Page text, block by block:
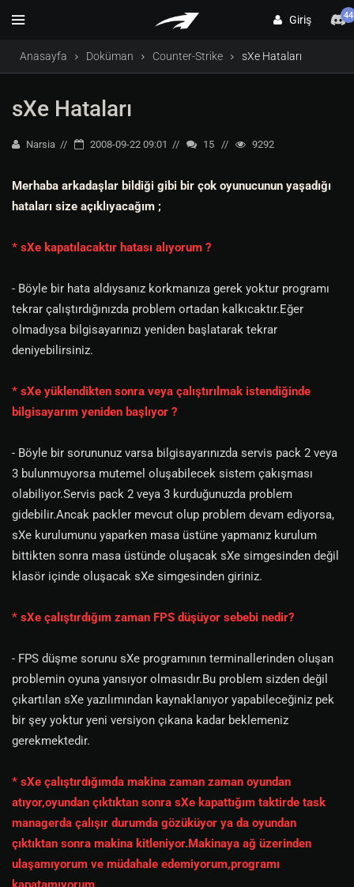
Giriş 44
Anasayfa Doküman Counter-Strike sXe Hataları
sXe Hataları
Narsia 2008-09-22 09:01 15 9292
Merhaba arkadaşlar bildiği gibi bir çok oyunucunun yaşadığı
hataları size açıklıyacağım ;
* sXe kapatılacaktır hatası alıyorum ?
- Böyle bir hata aldıysanız korkmanıza gerek yoktur programı
tekrar çalıştırdığınızda problem ortadan kalkıcaktır.Eğer
olmadıysa bilgisayarınızı yeniden başlatarak tekrar
deniyebilirsiniz.
* sXe yüklendikten sonra veya çalıştırılmak istendiğinde
bilgisayarım yeniden başlıyor ?
- Böyle bir sorununuz varsa bilgisayarınızda servis pack 2 veya
3 bulunmuyorsa mutemel oluşabilecek sistem çakışması
olabiliyor.Servis pack 2 veya 3 kurduğunuzda problem
gidebilir.Ancak packler mevcut olup problem devam ediyorsa,
sXe kurulumunu yaparken masa üstüne yapmanız kurulum
bittikten sonra masa üstünde oluşacak sXe simgesinden değil
klasör içinde oluşacak sXe simgesinden giriniz.
* sXe çalıştırdığım zaman FPS düşüyor sebebi nedir?
- FPS düşme sorunu sXe programının terminallerinden oluşan
problemin oyuna yansıyor olmasıdır.Bu problem sizden değil
çıkartılan sXe yazılımından kaynaklanıyor yapabileceğiniz pek
bir şey yoktur yeni versiyon çıkana kadar beklemeniz
gerekmektedir.
* sXe çalıştırdığımda makina zaman zaman oyundan
atıyor,oyundan çıktıktan sonra sXe kapattığım taktirde task
managerda çalışır durumda gözüküyor ya da oyundan
çıktıktan sonra makina kitleniyor.Makinaya ağ üzerinden
ulaşamıyorum ve müdahale edemiyorum,programı